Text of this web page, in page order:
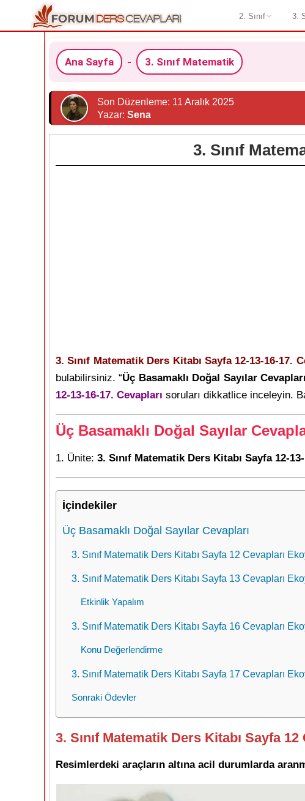
2. Sınıf 3.
Ana Sayfa - 3. Sınıf Matematik
Son Düzenleme: 11 Aralık 2025
Yazar: Sena
3. Sınıf
3. Sınıf Matematik Ders Kitabı Sayfa 12-13-16-17.
bulabilirsiniz. “Üç Basamaklı Doğal Sayılar
12-13-16-17. Cevapları soruları dikkatlice inceleyin.
Üç Basamaklı Doğal Sayılar
1. Ünite: 3. Sınıf Matematik Ders Kitabı Sayfa 12-
İçindekiler
Üç Basamaklı Doğal Sayılar Cevapları
3. Sınıf Matematik Ders Kitabı Sayfa 12 Cevapları
3. Sınıf Matematik Ders Kitabı Sayfa 13 Cevapları
Etkinlik Yapalım
3. Sınıf Matematik Ders Kitabı Sayfa 16 Cevapları
Konu Değerlendirme
3. Sınıf Matematik Ders Kitabı Sayfa 17 Cevapları
Sonraki Ödevler
3. Sınıf Matematik Ders Kitabı Sayfa 12
Resimlerdeki araçların altına acil durumlarda